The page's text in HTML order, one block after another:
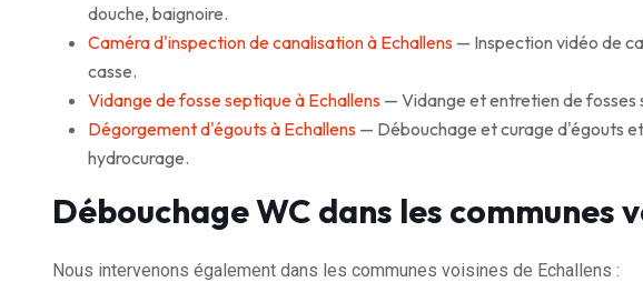
douche, baignoire.
Caméra d'inspection de canalisation à Echallens — Inspection vidéo de
casse.
Vidange de fosse septique à Echallens — Vidange et entretien de
Dégorgement d'égouts à Echallens — Débouchage et curage d'égouts
hydrocurage.
Débouchage WC dans les communes
Nous intervenons également dans les communes voisines de Echallens :